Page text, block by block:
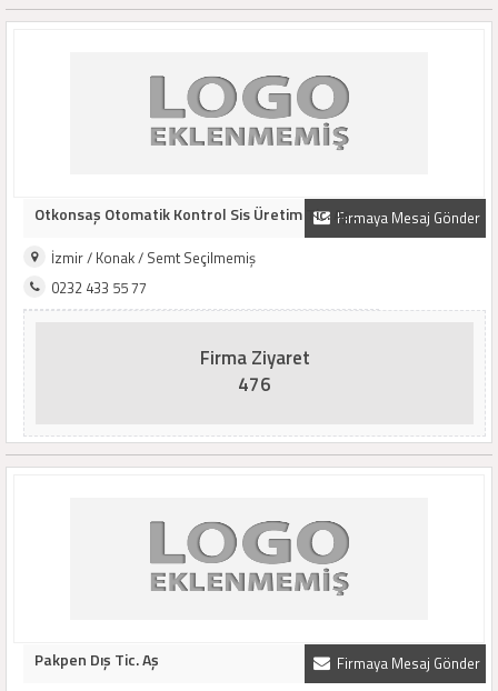
Firmaya Mesaj Gönder
Otkonsaş Otomatik Kontrol Sis Üretim Tic. Aş..
İzmir / Konak / Semt Seçilmemiş
0232 433 55 77
Firma Ziyaret
476
Firmaya Mesaj Gönder
Pakpen Dış Tic. Aş